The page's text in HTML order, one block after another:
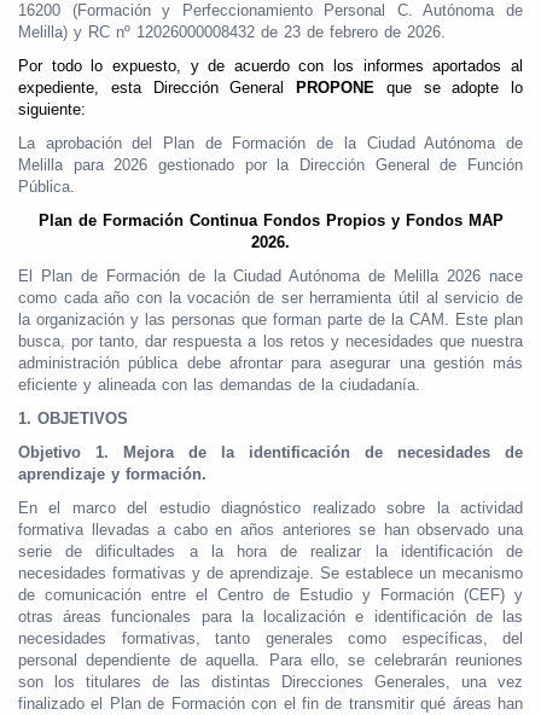
16200 (Formación y Perfeccionamiento Personal C. Autónoma de
Melilla) y RC nº 12026000008432 de 23 de febrero de 2026.
Por todo lo expuesto, y de acuerdo con los informes aportados al
expediente, esta Dirección General
PROPONE que se adopte lo
siguiente:
La aprobación del Plan de Formación de la Ciudad Autónoma de
Melilla para 2026 gestionado por la Dirección General de Función
Pública.
Plan de Formación Continua Fondos Propios y Fondos MAP
2026.
El Plan de Formación de la Ciudad Autónoma de Melilla 2026 nace
como cada año con la vocación de ser herramienta útil al servicio de
la organización y las personas que forman parte de la CAM. Este plan
busca, por tanto, dar respuesta a los retos y necesidades que nuestra
administración pública debe afrontar para asegurar una gestión más
eficiente y alineada con las demandas de la ciudadanía.
1. OBJETIVOS
Objetivo 1. Mejora de la identificación de necesidades de
aprendizaje y formación.
En el marco del estudio diagnóstico realizado sobre la actividad
formativa llevadas a cabo en años anteriores se han observado una
serie de dificultades a la hora de realizar la identificación de
necesidades formativas y de aprendizaje. Se establece un mecanismo
de comunicación entre el Centro de Estudio y Formación (CEF) y
otras áreas funcionales para la localización e identificación de las
necesidades formativas, tanto generales como específicas, del
personal dependiente de aquella. Para ello, se celebrarán reuniones
son los titulares de las distintas Direcciones Generales, una vez
finalizado el Plan de Formación con el fin de transmitir qué áreas han